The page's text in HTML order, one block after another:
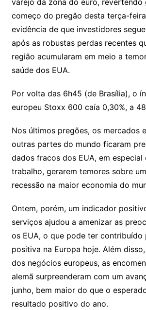
n
k
p
p
m
a
g
e
k.
c
o
m
e o
M
ai
l
d
s
varejo da zona do euro, revertendo
começo do pregão desta terça-
evidência de que investidores
após as robustas perdas recentes
região acumularam em meio a
saúde dos EUA.
Por volta das 6h45 (de Brasília), o
europeu Stoxx 600 caía 0,30%, a
Nos últimos pregões, os mercados
outras partes do mundo ficaram
dados fracos dos EUA, em
trabalho, gerarem temores sobre
recessão na maior economia do
Ontem, porém, um indicador
serviços ajudou a amenizar as
os EUA, o que pode ter contribuído
positiva na Europa hoje. Além
dos negócios europeus, as
alemã surpreenderam com um
junho, bem maior do que o
resultado positivo do ano.